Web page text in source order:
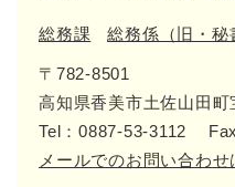
総務課 総務係（旧・秘
〒782-8501
高知県香美市土佐山田
Tel：0887-53-3112
メールでのお問い合わせ